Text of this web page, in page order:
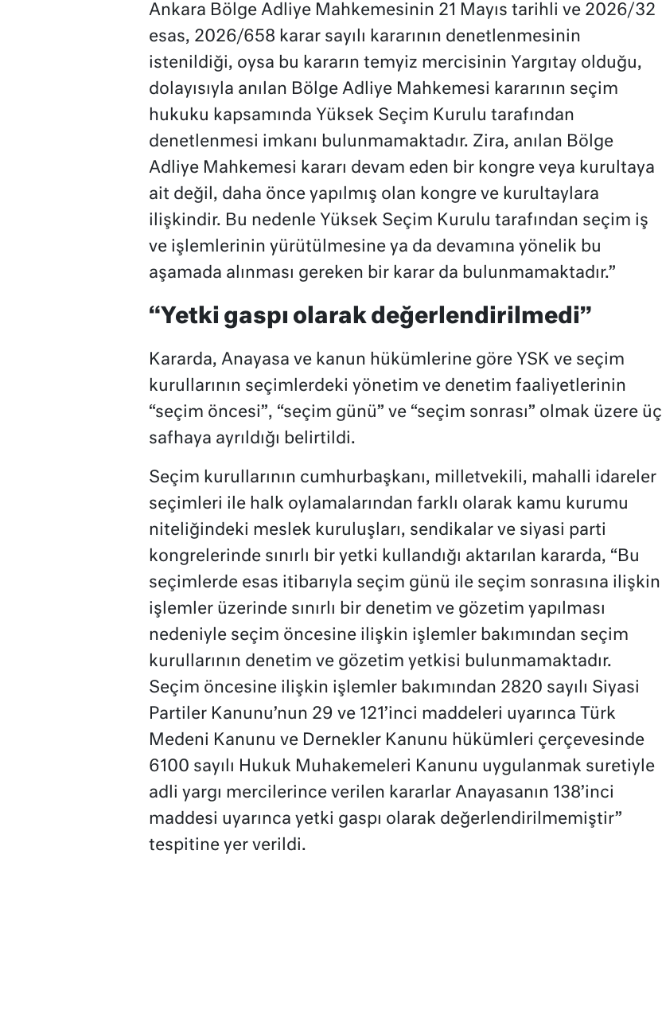
Ankara Bölge Adliye Mahkemesinin 21 Mayıs tarihli ve 2026/32
esas, 2026/658 karar sayılı kararının denetlenmesinin
istenildiği, oysa bu kararın temyiz mercisinin Yargıtay olduğu,
dolayısıyla anılan Bölge Adliye Mahkemesi kararının seçim
hukuku kapsamında Yüksek Seçim Kurulu tarafından
denetlenmesi imkanı bulunmamaktadır. Zira, anılan Bölge
Adliye Mahkemesi kararı devam eden bir kongre veya kurultaya
ait değil, daha önce yapılmış olan kongre ve kurultaylara
ilişkindir. Bu nedenle Yüksek Seçim Kurulu tarafından seçim iş
ve işlemlerinin yürütülmesine ya da devamına yönelik bu
aşamada alınması gereken bir karar da bulunmamaktadır.”
“Yetki gaspı olarak değerlendirilmedi”
Kararda, Anayasa ve kanun hükümlerine göre YSK ve seçim
kurullarının seçimlerdeki yönetim ve denetim faaliyetlerinin
“seçim öncesi”, “seçim günü” ve “seçim sonrası” olmak üzere üç
safhaya ayrıldığı belirtildi.
Seçim kurullarının cumhurbaşkanı, milletvekili, mahalli idareler
seçimleri ile halk oylamalarından farklı olarak kamu kurumu
niteliğindeki meslek kuruluşları, sendikalar ve siyasi parti
kongrelerinde sınırlı bir yetki kullandığı aktarılan kararda, “Bu
seçimlerde esas itibarıyla seçim günü ile seçim sonrasına ilişkin
işlemler üzerinde sınırlı bir denetim ve gözetim yapılması
nedeniyle seçim öncesine ilişkin işlemler bakımından seçim
kurullarının denetim ve gözetim yetkisi bulunmamaktadır.
Seçim öncesine ilişkin işlemler bakımından 2820 sayılı Siyasi
Partiler Kanunu’nun 29 ve 121’inci maddeleri uyarınca Türk
Medeni Kanunu ve Dernekler Kanunu hükümleri çerçevesinde
6100 sayılı Hukuk Muhakemeleri Kanunu uygulanmak suretiyle
adli yargı mercilerince verilen kararlar Anayasanın 138’inci
maddesi uyarınca yetki gaspı olarak değerlendirilmemiştir”
tespitine yer verildi.